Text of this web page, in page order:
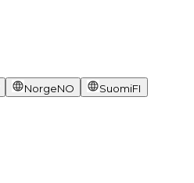
NorgeNO SuomiFI